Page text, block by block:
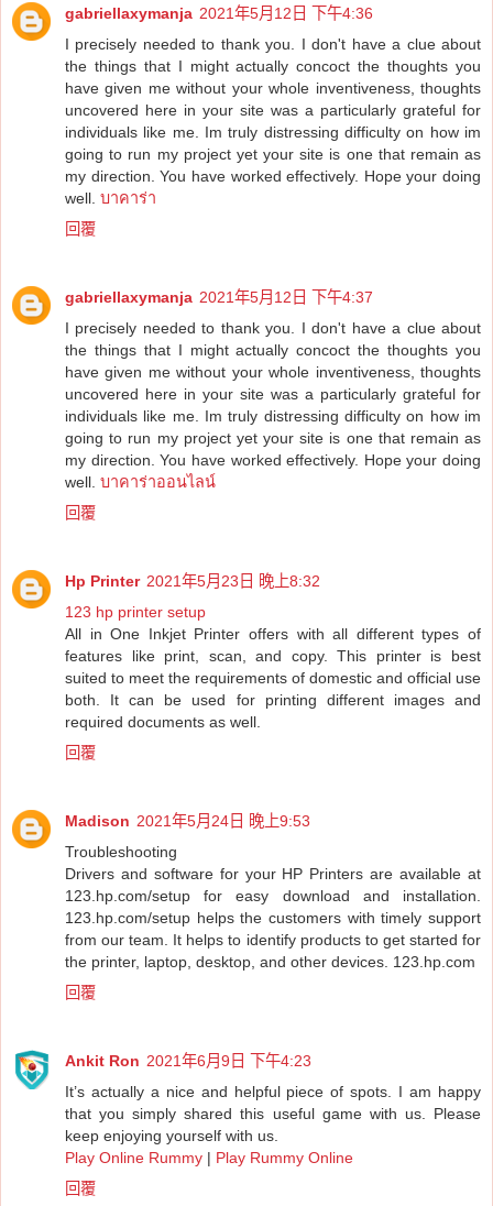
gabriellaxymanja 2021年5月12日 下午4:36
I precisely needed to thank you. I don't have a clue about
the things that I might actually concoct the thoughts you
have given me without your whole inventiveness, thoughts
uncovered here in your site was a particularly grateful for
individuals like me. Im truly distressing difficulty on how im
going to run my project yet your site is one that remain as
my direction. You have worked effectively. Hope your doing
well. บาคาร่า
回覆
gabriellaxymanja 2021年5月12日 下午4:37
I precisely needed to thank you. I don't have a clue about
the things that I might actually concoct the thoughts you
have given me without your whole inventiveness, thoughts
uncovered here in your site was a particularly grateful for
individuals like me. Im truly distressing difficulty on how im
going to run my project yet your site is one that remain as
my direction. You have worked effectively. Hope your doing
well. บาคาร่าออนไลน์
回覆
Hp Printer 2021年5月23日 晚上8:32
123 hp printer setup
All in One Inkjet Printer offers with all different types of
features like print, scan, and copy. This printer is best
suited to meet the requirements of domestic and official use
both. It can be used for printing different images and
required documents as well.
回覆
Madison 2021年5月24日 晚上9:53
Troubleshooting
Drivers and software for your HP Printers are available at
123.hp.com/setup for easy download and installation.
123.hp.com/setup helps the customers with timely support
from our team. It helps to identify products to get started for
the printer, laptop, desktop, and other devices. 123.hp.com
回覆
Ankit Ron 2021年6月9日 下午4:23
It’s actually a nice and helpful piece of spots. I am happy
that you simply shared this useful game with us. Please
keep enjoying yourself with us.
Play Online Rummy | Play Rummy Online
回覆